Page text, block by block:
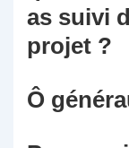
as suivi
projet ?
Ô